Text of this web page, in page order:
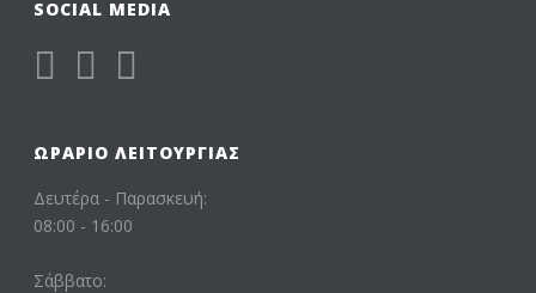
SOCIAL MEDIA
ΩΡΆΡΙΟ ΛΕΙΤΟΥΡΓΊΑΣ
Δευτέρα - Παρασκευή:
08:00 - 16:00
Σάββατο: